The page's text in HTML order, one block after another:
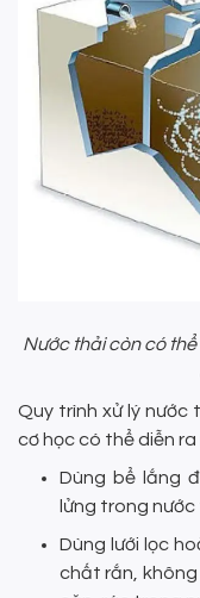
Nước thải còn có
Quy trình xử lý nước
cơ học có thể diễn ra
Dùng bể lắng
lửng trong
Dùng lưới lọc
chất rắn,